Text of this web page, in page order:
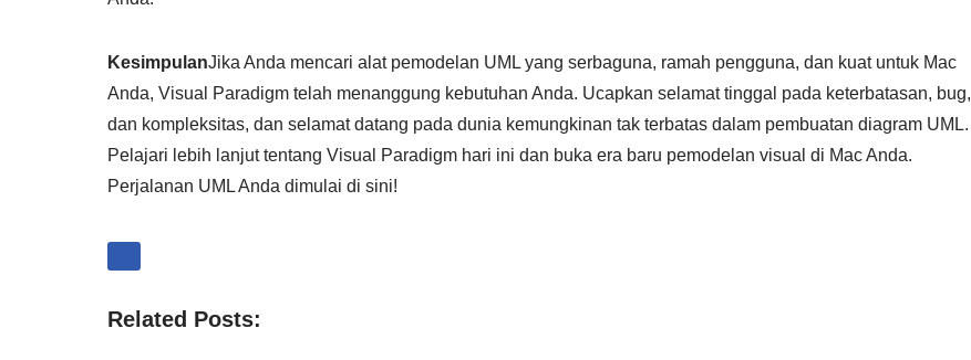
KesimpulanJika Anda mencari alat pemodelan UML yang serbaguna, ramah pengguna, dan kuat untuk Mac
Anda, Visual Paradigm telah menanggung kebutuhan Anda. Ucapkan selamat tinggal pada keterbatasan, bug,
dan kompleksitas, dan selamat datang pada dunia kemungkinan tak terbatas dalam pembuatan diagram UML.
Pelajari lebih lanjut tentang Visual Paradigm hari ini dan buka era baru pemodelan visual di Mac Anda.
Perjalanan UML Anda dimulai di sini!
Related Posts: